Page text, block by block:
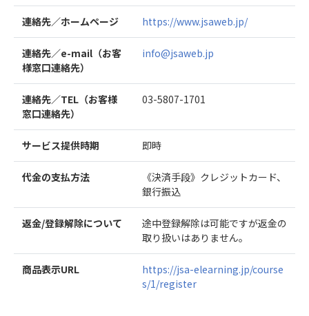
連絡先／ホームページ https://www.jsaweb.jp/
連絡先／e-mail（お客
様窓口連絡先）
info@jsaweb.jp
連絡先／TEL（お客様
窓口連絡先）
03-5807-1701
サービス提供時期 即時
代金の支払方法
《決済手段》クレジットカード、
銀行振込
返金/登録解除について
途中登録解除は可能ですが返金の
取り扱いはありません。
商品表示URL
https://jsa-elearning.jp/course
s/1/register